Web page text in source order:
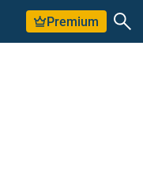
Premium